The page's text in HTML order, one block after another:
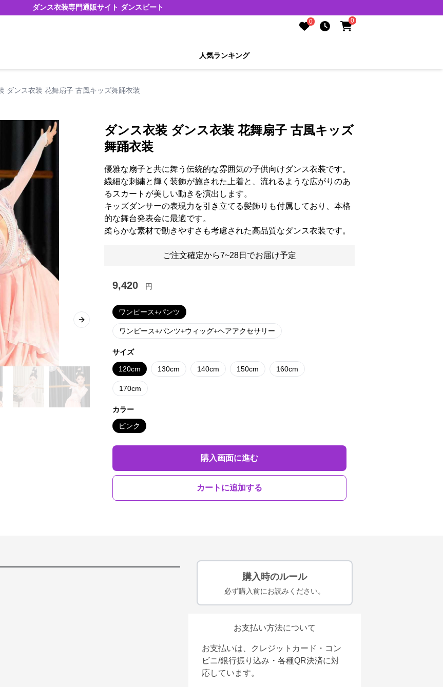
ダンス衣装専門通販サイト ダンスビート
0 0
人気ランキング
ダンス衣装 花舞扇子 古風キッズ舞踊衣装
Next slide
ダンス衣装 ダンス衣装 花舞扇子 古風キッズ
舞踊衣装
優雅な扇子と共に舞う伝統的な雰囲気の子供向けダンス衣装です。
繊細な刺繍と輝く装飾が施された上着と、流れるような広がりのあ
るスカートが美しい動きを演出します。
キッズダンサーの表現力を引き立てる髪飾りも付属しており、本格
的な舞台発表会に最適です。
柔らかな素材で動きやすさも考慮された高品質なダンス衣装です。
ご注文確定から7~28日でお届け予定
9,420 円
ワンピース+パンツ
ワンピース+パンツ+ウィッグ+ヘアアクセサリー
サイズ
120cm 130cm 140cm 150cm 160cm
170cm
カラー
ピンク
購入画面に進む
カートに追加する
購入時のルール
必ず購入前にお読みください。
お支払い方法について
お支払いは、クレジットカード・コン
ビニ/銀行振り込み・各種QR決済に対
応しています。